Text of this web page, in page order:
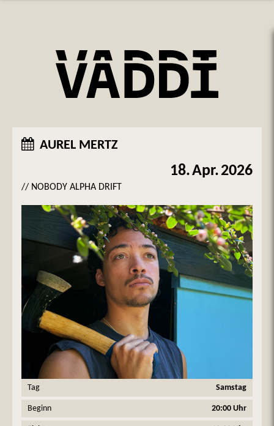
AUREL MERTZ
18.Apr.2026
// NOBODY ALPHA DRIFT
Tag Samstag
Beginn 20:00 Uhr